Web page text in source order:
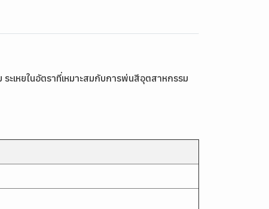
เหยในอัตราที่เหมาะสมกับการพ่นสีอุตสาหกรรม